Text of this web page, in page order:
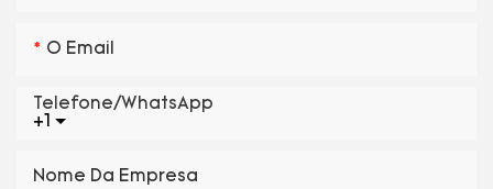
O Email
+1
Telefone/WhatsApp
Nome Da Empresa